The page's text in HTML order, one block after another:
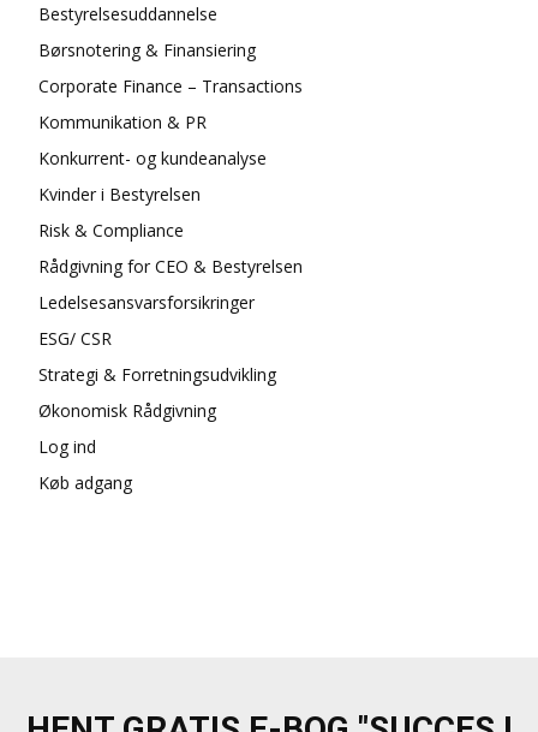
Bestyrelsesuddannelse
Børsnotering & Finansiering
Corporate Finance – Transactions
Kommunikation & PR
Konkurrent- og kundeanalyse
Kvinder i Bestyrelsen
Risk & Compliance
Rådgivning for CEO & Bestyrelsen
Ledelsesansvarsforsikringer
ESG/ CSR
Strategi & Forretningsudvikling
Økonomisk Rådgivning
Log ind
Køb adgang